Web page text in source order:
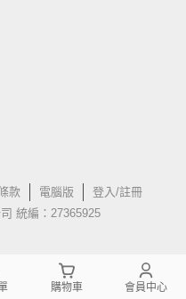
款 電腦版
登入/註冊
統編：27365925
購物車 會員中心